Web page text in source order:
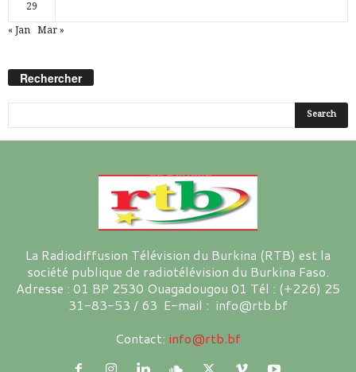
29
« Jan Mar »
Rechercher
La Radiodiffusion Télévision du Burkina (RTB) est la
société publique de radiotélévision du Burkina Faso.
Adresse : 01 BP 2530 Ouagadougou 01 Tél : (+226) 25
31-83-53 / 63 E-mail : info@rtb.bf
Contact: info@rtb.bf